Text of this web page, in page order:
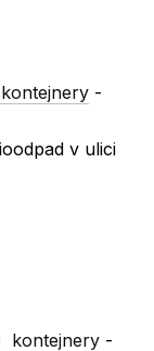
kontejnery -
v ulici
kontejnery -